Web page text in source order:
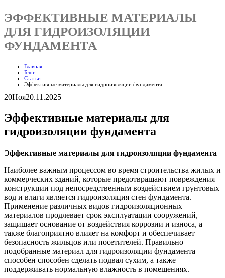
ЭФФЕКТИВНЫЕ МАТЕРИАЛЫ
ДЛЯ ГИДРОИЗОЛЯЦИИ
ФУНДАМЕНТА
Главная
Блог
Статьи
Эффективные материалы для гидроизоляции фундамента
20Ноя20.11.2025
Эффективные материалы для
гидроизоляции фундамента
Эффективные материалы для гидроизоляции фундамента
Наиболее важным процессом во время строительства жилых и
коммерческих зданий, которые предотвращают повреждения
конструкции под непосредственным воздействием грунтовых
вод и влаги является гидроизоляция стен фундамента.
Применение различных видов гидроизоляционных
материалов продлевает срок эксплуатации сооружений,
защищает основание от воздействия коррозии и износа, а
также благоприятно влияет на комфорт и обеспечивает
безопасность жильцов или посетителей. Правильно
подобранные материал для гидроизоляции фундамента
способен способен сделать подвал сухим, а также
поддерживать нормальную влажность в помещениях.